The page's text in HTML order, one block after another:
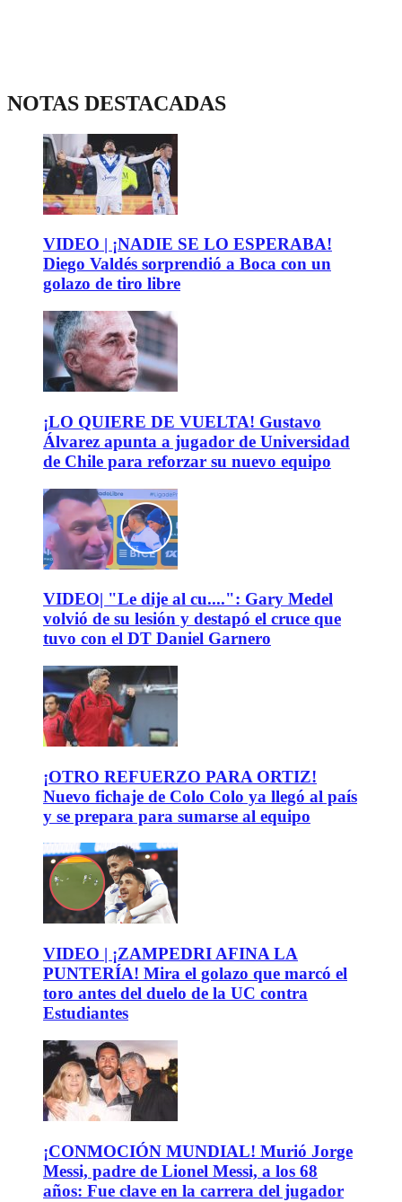
NOTAS DESTACADAS
VIDEO | ¡NADIE SE LO ESPERABA!
Diego Valdés sorprendió a Boca con un
golazo de tiro libre
¡LO QUIERE DE VUELTA! Gustavo
Álvarez apunta a jugador de Universidad
de Chile para reforzar su nuevo equipo
VIDEO| "Le dije al cu....": Gary Medel
volvió de su lesión y destapó el cruce que
tuvo con el DT Daniel Garnero
¡OTRO REFUERZO PARA ORTIZ!
Nuevo fichaje de Colo Colo ya llegó al país
y se prepara para sumarse al equipo
VIDEO | ¡ZAMPEDRI AFINA LA
PUNTERÍA! Mira el golazo que marcó el
toro antes del duelo de la UC contra
Estudiantes
¡CONMOCIÓN MUNDIAL! Murió Jorge
Messi, padre de Lionel Messi, a los 68
años: Fue clave en la carrera del jugador